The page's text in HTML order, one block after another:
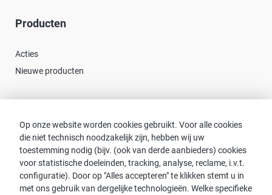
Op onze website worden cookies gebruikt. Voor alle cookies
die niet technisch noodzakelijk zijn, hebben wij uw
toestemming nodig (bijv. (ook van derde aanbieders) cookies
voor statistische doeleinden, tracking, analyse, reclame, i.v.t.
configuratie). Door op "Alles accepteren" te klikken stemt u in
met ons gebruik van dergelijke technologieën. Welke specifieke
Producten
Acties
Nieuwe producten
Consulent zoeken
Contact met proWIN
Service-FAQ